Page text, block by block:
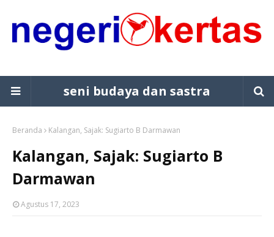
seni budaya dan sastra
Beranda Kalangan, Sajak: Sugiarto B Darmawan
Kalangan, Sajak: Sugiarto B
Darmawan
Agustus 17, 2023